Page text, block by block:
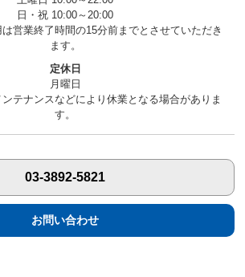
日・祝 10:00～20:00
営業終了時間の15分前までとさせていただき
ます。
定休日
月曜日
テナンスなどにより休業となる場合がありま
す。
03-3892-5821
お問い合わせ